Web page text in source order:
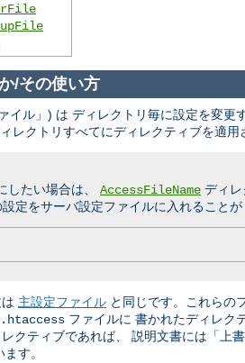
/その使い方
イル」) は ディレクトリ毎に設定を変
レクトリすべてにディレクティブを適用
したい場合は、 AccessFileName ディ
定をサーバ設定ファイルに入れること
主設定ファイル と同じです。これらの
.htaccess ファイルに 書かれたディレク
クティブであれば、 説明文書には「上
す。